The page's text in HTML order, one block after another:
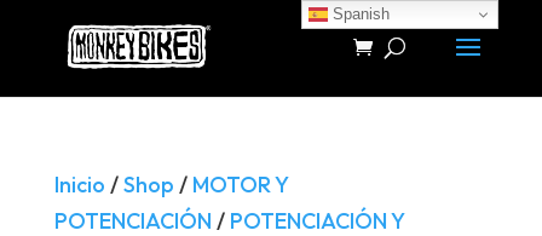
Búsqueda
productos
Inicio /Shop / MOTOR Y
POTENCIACIÓN / POTENCIACIÓN Y
Spanish